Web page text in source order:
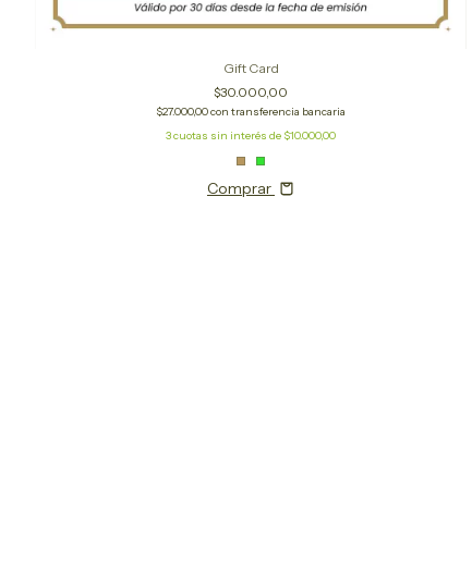
Gift Card
$30.000,00
$27.000,00con transferencia bancaria
3cuotas sin interés de $10.000,00
Comprar